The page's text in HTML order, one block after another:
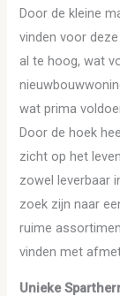
Door de kleine
vinden voor
al te hoog, wat
wat prima
Door de hoek
zicht op het
zowel leverbaar
zoek zijn naar
ruime
vinden met
Unieke